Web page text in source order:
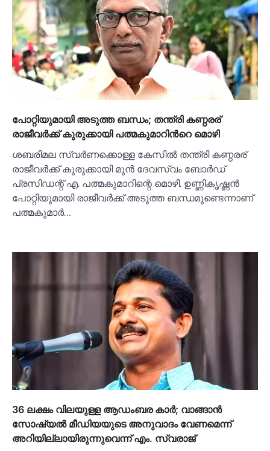
പോറ്റിയുമായി അടുത്ത ബന്ധം; തന്ത്രി കണ്ഠരര്
രാജീവര്‍ക്ക് കുരുക്കായി പത്മകുമാറിന്‍റെ മൊഴി
ശബരിമല സ്വർണക്കൊള്ള കേസില്‍ തന്ത്രി കണ്ഠരര്
രാജീവർക്ക് കുരുക്കായി മുൻ ദേവസ്വം ബോർഡ്
പ്രസിഡന്റ് എ. പത്മകുമാറിന്റെ മൊഴി. ഉണ്ണികൃഷ്ണൻ
പോറ്റിയുമായി രാജീവർക്ക് അടുത്ത ബന്ധമുണ്ടെന്നാണ്
പത്മകുമാർ…
36 ലക്ഷം വിലയുള്ള ആഡംബര കാര്‍; വാങ്ങാൻ
സോഷ്യല്‍ മീഡിയയുടെ അനുവാദം വേണമെന്ന്
അറിയില്ലായിരുന്നുവെന്ന് എം. സ്വരാജ്